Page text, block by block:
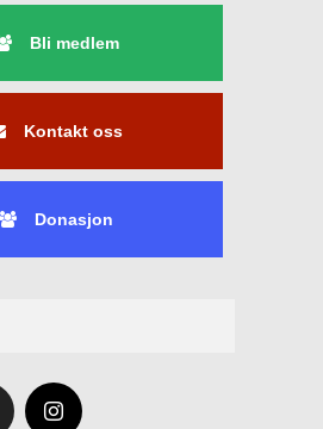
Bli medlem
Kontakt oss
Donasjon